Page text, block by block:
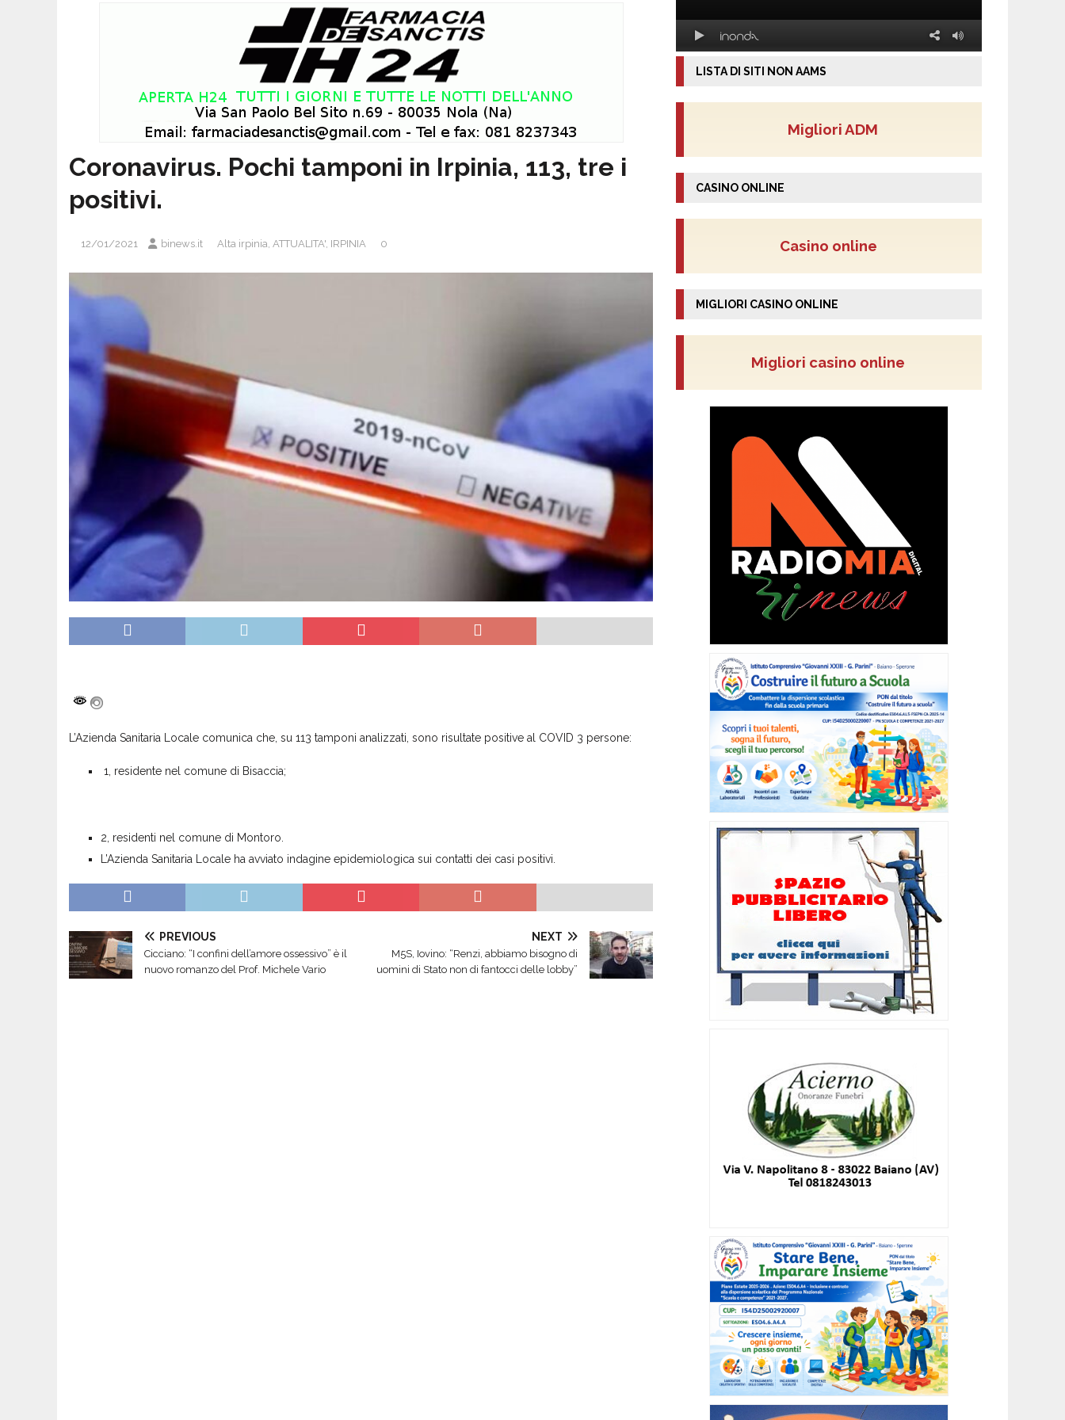
Coronavirus. Pochi tamponi in Irpinia, 113, tre i
positivi.
12/01/2021 binews.it Alta irpinia, ATTUALITA', IRPINIA 0
L’Azienda Sanitaria Locale comunica che, su 113 tamponi analizzati, sono risultate positive al COVID 3 persone:
1, residente nel comune di Bisaccia;
2, residenti nel comune di Montoro.
L’Azienda Sanitaria Locale ha avviato indagine epidemiologica sui contatti dei casi positivi.
PREVIOUS
Cicciano: “I confini dell’amore ossessivo” è il
nuovo romanzo del Prof. Michele Vario
NEXT
M5S, Iovino: “Renzi, abbiamo bisogno di
uomini di Stato non di fantocci delle lobby”
LISTA DI SITI NON AAMS
Migliori ADM
CASINO ONLINE
Casino online
MIGLIORI CASINO ONLINE
Migliori casino online